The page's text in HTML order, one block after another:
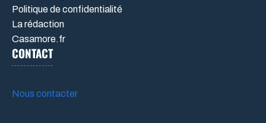
Politique de confidentialité
La rédaction
Casamore.fr
CONTACT
Nous contacter